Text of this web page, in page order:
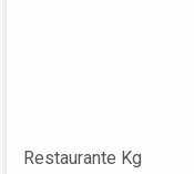
Restaurante Kg